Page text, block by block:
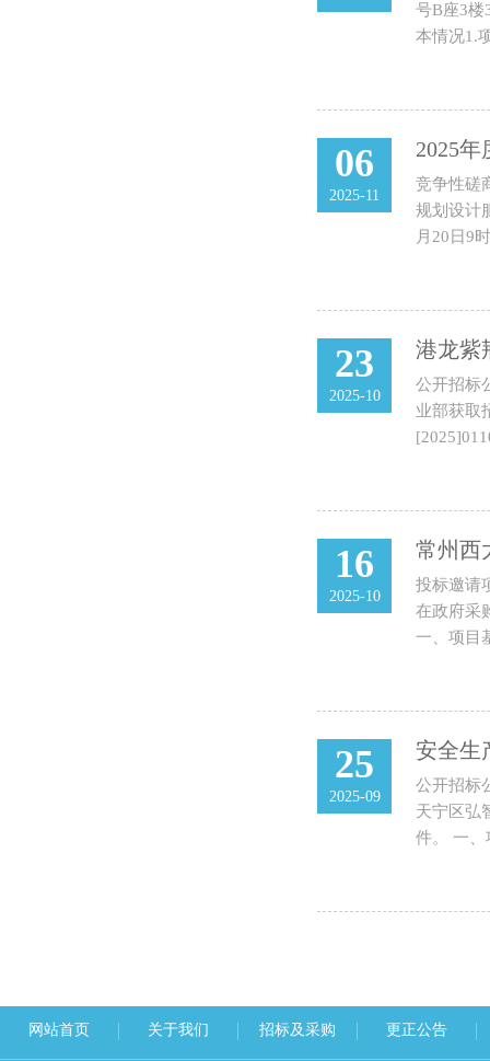
号B座3楼
本情况1.
06
2025-11
竞争性磋
规划设计
月20日9
23
2025-10
港龙紫
公开招标
业部获取
16
2025-10
常州西
投标邀请
在政府采
一、项目
25
2025-09
安全生
公开招标
天宁区弘
件。 一
网站首页 关于我们 招标及采购 更正公告